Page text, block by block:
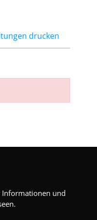
drucken
Informationen und